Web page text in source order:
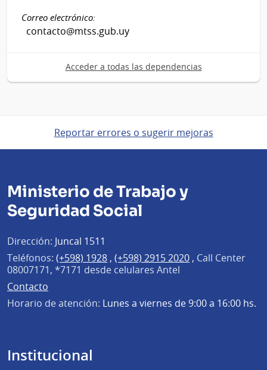
Correo electrónico:
contacto@mtss.gub.uy
Acceder a todas las dependencias
Reportar errores o sugerir mejoras
Ministerio de Trabajo y
Seguridad Social
Dirección: Juncal 1511
Teléfonos: (+598) 1928 , (+598) 2915 2020 , Call Center
08007171, *7171 desde celulares Antel
Contacto
Horario de atención: Lunes a viernes de 9:00 a 16:00 hs.
Institucional